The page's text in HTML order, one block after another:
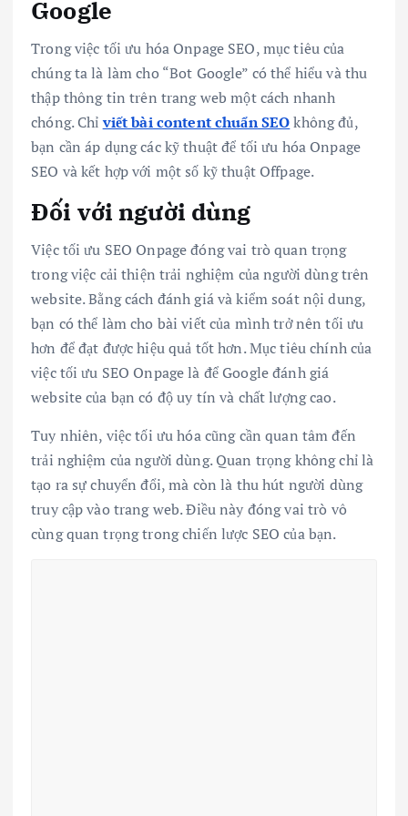
Google
Trong việc tối ưu hóa Onpage SEO, mục tiêu của
chúng ta là làm cho “Bot Google” có thể hiểu và thu
thập thông tin trên trang web một cách nhanh
chóng. Chỉviết bài content chuẩn SEOkhông đủ,
bạn cần áp dụng các kỹ thuật để tối ưu hóa Onpage
SEO và kết hợp với một số kỹ thuật Offpage.
Đối với người dùng
Việc tối ưu SEO Onpage đóng vai trò quan trọng
trong việc cải thiện trải nghiệm của người dùng trên
website. Bằng cách đánh giá và kiểm soát nội dung,
bạn có thể làm cho bài viết của mình trở nên tối ưu
hơn để đạt được hiệu quả tốt hơn. Mục tiêu chính của
việc tối ưu SEO Onpage là để Google đánh giá
website của bạn có độ uy tín và chất lượng cao.
Tuy nhiên, việc tối ưu hóa cũng cần quan tâm đến
trải nghiệm của người dùng. Quan trọng không chỉ là
tạo ra sự chuyển đổi, mà còn là thu hút người dùng
truy cập vào trang web. Điều này đóng vai trò vô
cùng quan trọng trong chiến lược SEO của bạn.